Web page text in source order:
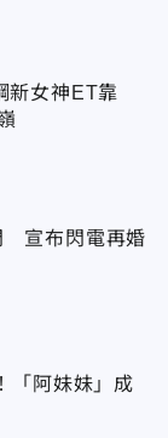
新女神ET靠
宣布閃電再婚
「阿妹妹」成